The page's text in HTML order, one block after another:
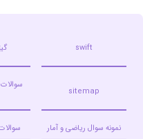
swift
sitemap
نمونه سوال ریاضی و آمار